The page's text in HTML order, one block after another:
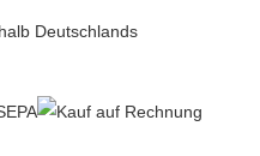
Deutschlands